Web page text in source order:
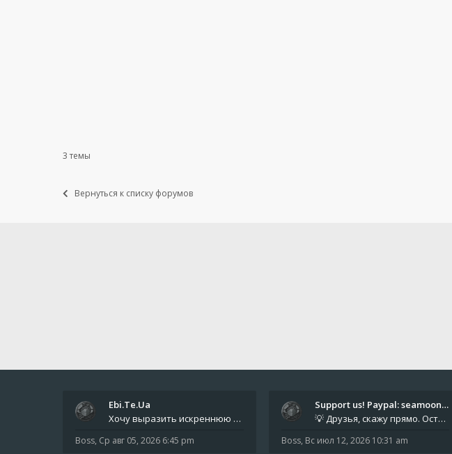
3 темы
Вернуться к списку форумов
Ebi.Te.Ua
Хочу выразить искреннюю благодарность всем анонимным пользователям, которые поддержали наше сообщество финансово. Благод
Boss, Ср авг 05, 2026 6:45 pm
Support us! Paypal: seamoonpa…
💡 Друзья, скажу прямо. Осталось мало времени. За это время нам нужно закрыть последние обязательные расходы: около 500
Boss, Вс июл 12, 2026 10:31 am